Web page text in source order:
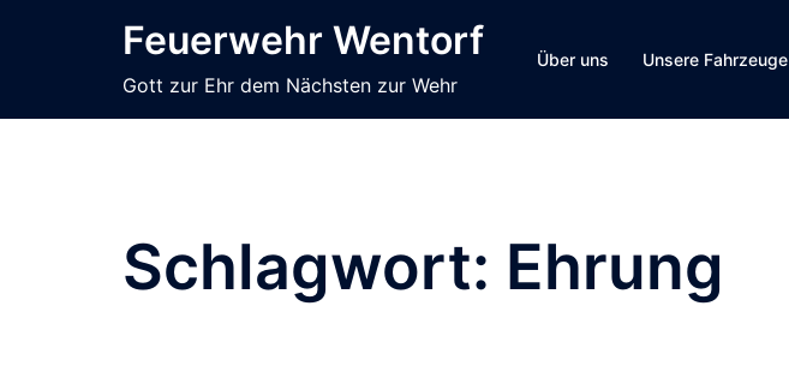
Feuerwehr Wentorf
Gott zur Ehr dem Nächsten zur Wehr
Über uns Unsere Fahrzeuge
Schlagwort: Ehrung